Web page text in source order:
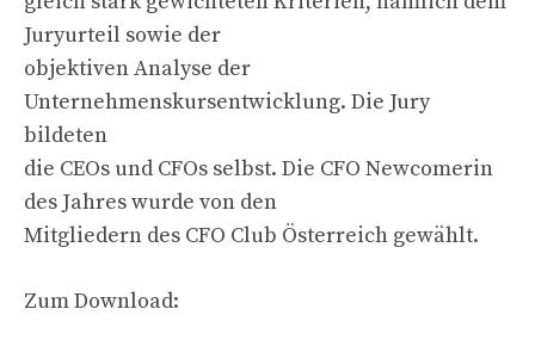
Juryurteil sowie der
objektiven Analyse der
Unternehmenskursentwicklung. Die Jury
bildeten
die CEOs und CFOs selbst. Die CFO Newcomerin
des Jahres wurde von den
Mitgliedern des CFO Club Österreich gewählt.
Zum Download: